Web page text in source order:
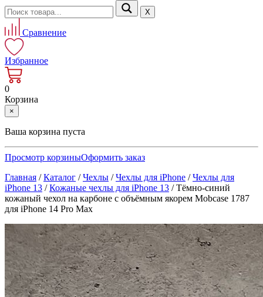
Х
Сравнение
Избранное
0
Корзина
×
Ваша корзина пуста
Просмотр корзиныОформить заказ
Главная /Каталог /Чехлы /Чехлы для iPhone /Чехлы для
iPhone 13 /Кожаные чехлы для iPhone 13 /Тёмно-синий
кожаный чехол на карбоне с объёмным якорем Mobcase 1787
для iPhone 14 Pro Max